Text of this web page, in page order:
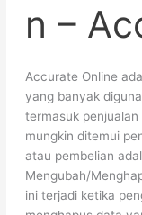
n –
Accurate Online
yang banyak
termasuk
mungkin ditemui
atau pembelian
Mengubah/
ini terjadi ketika